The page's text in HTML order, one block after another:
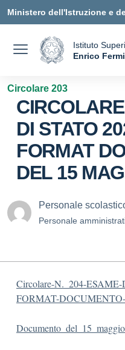
Vai ai contenuti
Vai al menu di navigazione
Vai al footer
Ministero dell'Istruzione e
Istituto
Enrico Fermi
Circolare 203
DI STATO
FORMAT
DEL 15
Personale
Personale
Circolare-N._204-
FORMAT-